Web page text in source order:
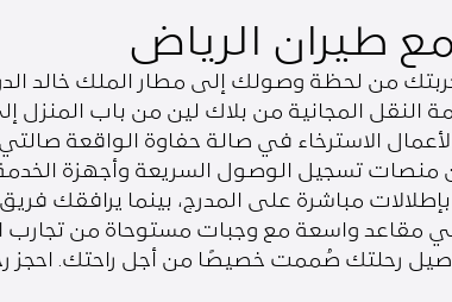
طيران الرياض
من لحظة وصولك إلى مطار الملك خالد
النقل المجانية من بلاك لين من باب المنزل
تسجيل الوصول السريعة وأجهزة الخدمة
مباشرة على المدرج، بينما يرافقك
مقاعد واسعة مع وجبات مستوحاة من
رحلتك صُممت خصيصًا من أجل راحتك. احجز